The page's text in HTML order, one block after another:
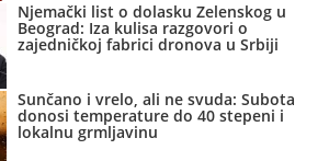
Njemački list o dolasku Zelenskog u
Beograd: Iza kulisa razgovori o
zajedničkoj fabrici dronova u Srbiji
Sunčano i vrelo, ali ne svuda: Subota
donosi temperature do 40 stepeni i
lokalnu grmljavinu